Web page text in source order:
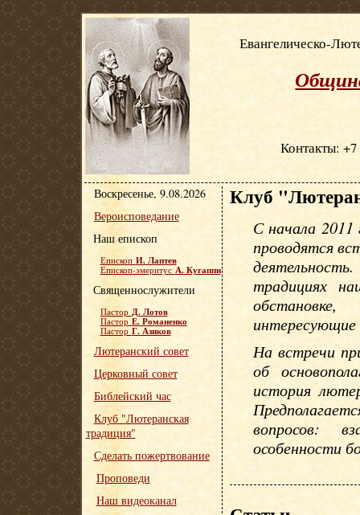
Евангелическо-
Контакты: +7
Клуб
С начала
проводятся
традициях
На встречи
об
история
вопросов:
особенности
Воскресенье, 9.08.2026
Вероисповедание
Наш епископ
Епископ И. Лаптев
Епископ-эмеритус А. Кугаппи
Священнослужители
Пастор Д. Лотов
Пастор Е. Романенко
Пастор Г. Азиков
Лютеранский совет
Церковный совет
Библейский час
Клуб "Лютеранская
традиция"
Сделать пожертвование
Проповеди
Наш видеоканал